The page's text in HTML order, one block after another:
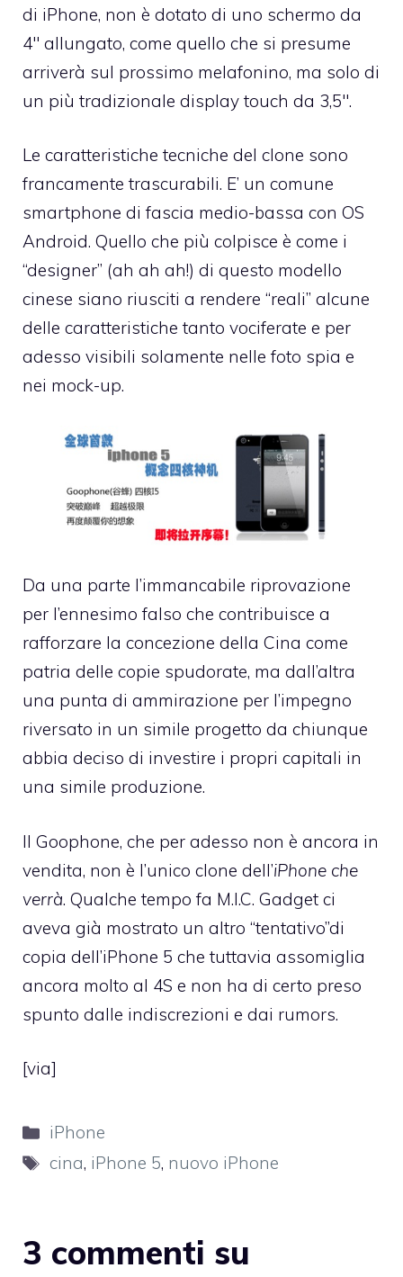
di iPhone, non è dotato di uno schermo da
4″ allungato, come quello che si presume
arriverà sul prossimo melafonino, ma solo di
un più tradizionale display touch da 3,5″.
Le caratteristiche tecniche del clone sono
francamente trascurabili. E’ un comune
smartphone di fascia medio-bassa con OS
Android. Quello che più colpisce è come i
“designer” (ah ah ah!) di questo modello
cinese siano riusciti a rendere “reali” alcune
delle caratteristiche tanto vociferate e per
adesso visibili solamente nelle foto spia e
nei mock-up.
Da una parte l’immancabile riprovazione
per l’ennesimo falso che contribuisce a
rafforzare la concezione della Cina come
patria delle copie spudorate, ma dall’altra
una punta di ammirazione per l’impegno
riversato in un simile progetto da chiunque
abbia deciso di investire i propri capitali in
una simile produzione.
Il Goophone, che per adesso non è ancora in
vendita, non è l’unico clone dell’iPhone che
verrà. Qualche tempo fa M.I.C. Gadget ci
aveva già mostrato un altro “tentativo”di
copia dell’iPhone 5 che tuttavia assomiglia
ancora molto al 4S e non ha di certo preso
spunto dalle indiscrezioni e dai rumors.
[via]
Categorie
iPhone
Tag
cina, iPhone 5, nuovo iPhone
3 commenti su